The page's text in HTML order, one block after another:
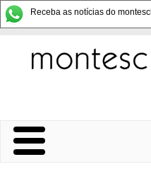
Receba as notícias do